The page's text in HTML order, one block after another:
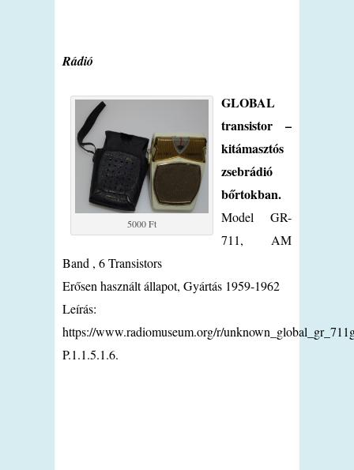
Rádió
5000 Ft
GLOBAL
transistor –
kitámasztós
zsebrádió
bőrtokban.
Model GR-
711, AM
Band , 6 Transistors
Erősen használt állapot, Gyártás 1959-1962
Leírás:
https://www.radiomuseum.org/r/
P.1.1.5.1.6.